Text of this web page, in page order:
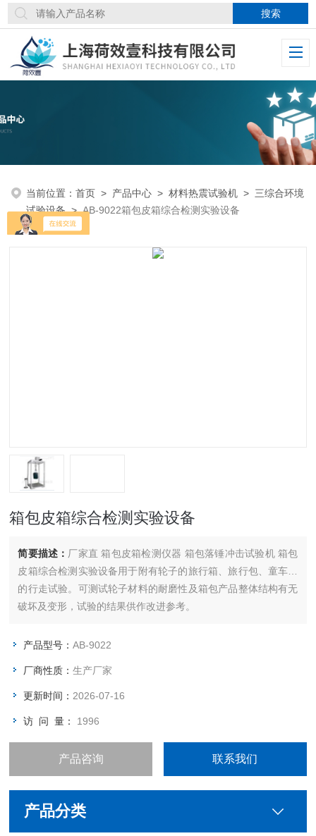
当前位置：首页 > 产品中心 >材料热震试验机 > 三综合环境
试验设备>AB-9022箱包皮箱综合检测实验设备
箱包皮箱综合检测实验设备
简要描述： 厂家直 箱包皮箱检测仪器 箱包落锤冲击试验机 箱包
皮箱综合检测实验设备用于附有轮子的旅行箱、旅行包、童车…
的行走试验。可测试轮子材料的耐磨性及箱包产品整体结构有无
破坏及变形，试验的结果供作改进参考。
产品型号：AB-9022
厂商性质：生产厂家
更新时间： 2026-07-16
访 问 量： 1996
产品咨询 联系我们
产品分类